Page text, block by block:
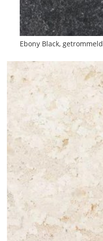
Ebony Black, getrommeld